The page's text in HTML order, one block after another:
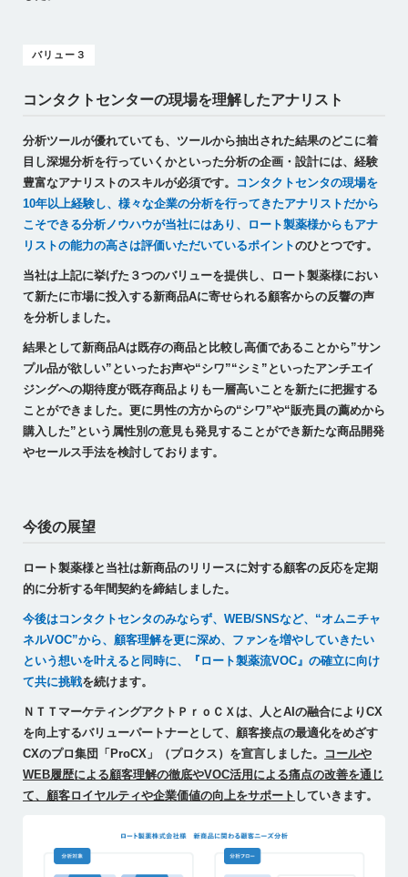
バリュー３
コンタクトセンターの現場を理解したアナリスト
分析ツールが優れていても、ツールから抽出された結果のどこに着
目し深堀分析を行っていくかといった分析の企画・設計には、経験
豊富なアナリストのスキルが必須です。
コンタクトセンタの現場を
10年以上経験し、様々な企業の分析を行ってきたアナリストだから
こそできる分析ノウハウが当社にはあり、ロート製薬様からもアナ
リストの能力の高さは評価いただいているポイントのひとつです。
当社は上記に挙げた３つのバリューを提供し、ロート製薬様におい
て新たに市場に投入する新商品Aに寄せられる顧客からの反響の声
を分析しました。
結果として新商品Aは既存の商品と比較し高価であることから”サン
プル品が欲しい”といったお声や“シワ”“シミ”といったアンチエイ
ジングへの期待度が既存商品よりも一層高いことを新たに把握する
ことができました。更に男性の方からの“シワ”や“販売員の薦めから
購入した”という属性別の意見も発見することができ新たな商品開発
やセールス手法を検討しております。
今後の展望
ロート製薬様と当社は新商品のリリースに対する顧客の反応を定期
的に分析する年間契約を締結しました。
今後はコンタクトセンタのみならず、WEB/SNSなど、“オムニチャ
ネルVOC”から、顧客理解を更に深め、ファンを増やしていきたい
という想いを叶えると同時に、『ロート製薬流VOC』の確立に向け
て共に挑戦を続けます。
ＮＴＴマーケティングアクトＰｒｏＣＸは、人とAIの融合によりCX
を向上するバリューパートナーとして、顧客接点の最適化をめざす
CXのプロ集団「ProCX」（プロクス）を宣言しました。
コールや
WEB履歴による顧客理解の徹底やVOC活用による痛点の改善を通じ
て、顧客ロイヤルティや企業価値の向上をサポート していきます。